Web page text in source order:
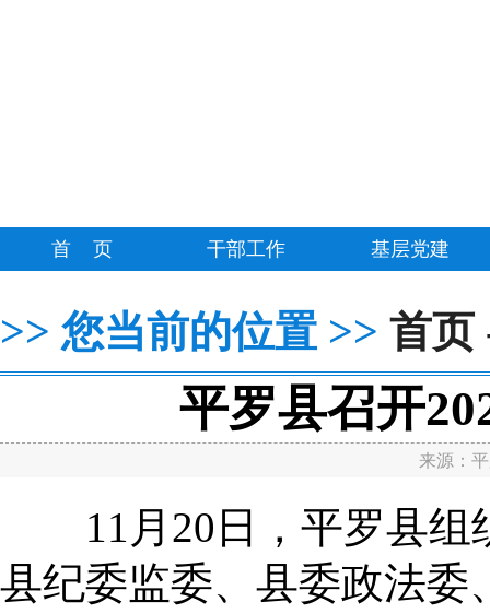
首 页 干部工作 基层党建
>> 您当前的位置 >> 首页
平罗县召开
来源：
11月20日，平罗县组
县纪委监委、县委政法委